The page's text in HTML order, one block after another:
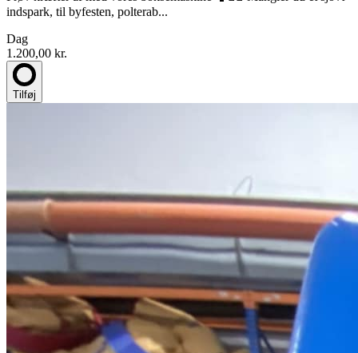
indspark, til byfesten, polterab...
Dag
1.200,00 kr.
Tilføj